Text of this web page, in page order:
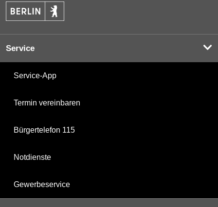
Service
Service-App
Termin vereinbaren
Bürgertelefon 115
Notdienste
Gewerbeservice